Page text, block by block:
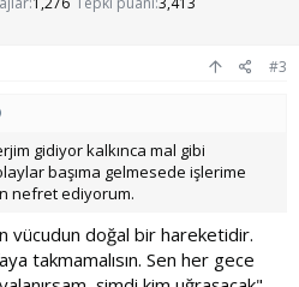
ve bir başarıya ulaşmadan
en az uğraş ile hayatta
meydana geliyor.
hem psikolojik:
boşalma
#3
gidiyor kalkınca mal gibi
başıma gelmesede işlerime
nefret ediyorum.
vücudun doğal bir hareketidir.
takmamalısın. Sen her gece